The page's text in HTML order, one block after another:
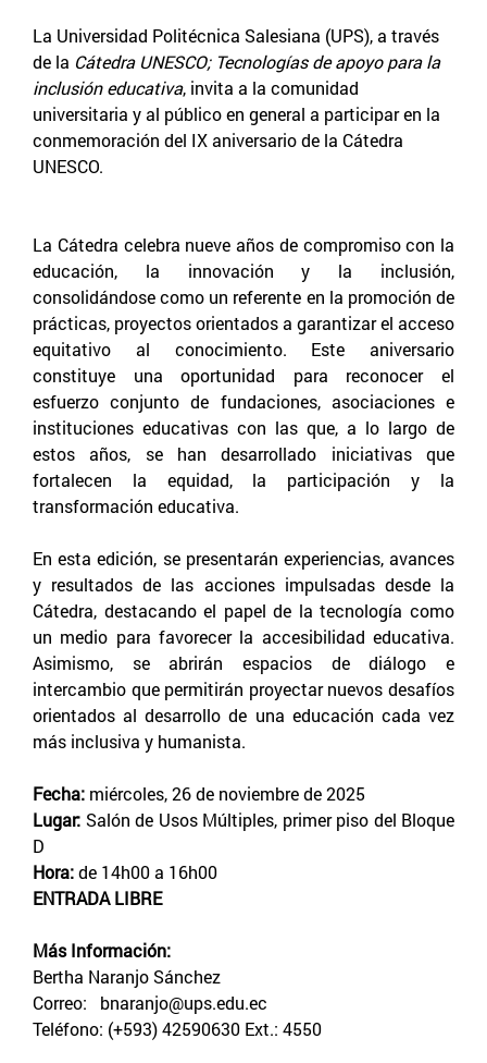
La Universidad Politécnica Salesiana (UPS), a través
de la Cátedra UNESCO; Tecnologías de apoyo para la
inclusión educativa, invita a la comunidad
universitaria y al público en general a participar en la
conmemoración del IX aniversario de la Cátedra
UNESCO.
La Cátedra celebra nueve años de compromiso con la
educación, la innovación y la inclusión,
consolidándose como un referente en la promoción de
prácticas, proyectos orientados a garantizar el acceso
equitativo al conocimiento. Este aniversario
constituye una oportunidad para reconocer el
esfuerzo conjunto de fundaciones, asociaciones e
instituciones educativas con las que, a lo largo de
estos años, se han desarrollado iniciativas que
fortalecen la equidad, la participación y la
transformación educativa.
En esta edición, se presentarán experiencias, avances
y resultados de las acciones impulsadas desde la
Cátedra, destacando el papel de la tecnología como
un medio para favorecer la accesibilidad educativa.
Asimismo, se abrirán espacios de diálogo e
intercambio que permitirán proyectar nuevos desafíos
orientados al desarrollo de una educación cada vez
más inclusiva y humanista.
Fecha: miércoles, 26 de noviembre de 2025
Lugar: Salón de Usos Múltiples, primer piso del Bloque
D
Hora:de 14h00 a 16h00
ENTRADA LIBRE
Más Información:
Bertha Naranjo Sánchez
Correo: bnaranjo@ups.edu.ec
Teléfono: (+593) 42590630 Ext.: 4550